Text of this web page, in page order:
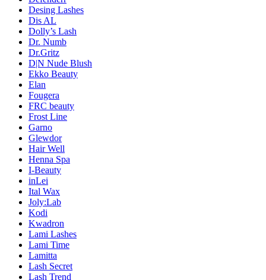
Desing Lashes
Dis AL
Dolly’s Lash
Dr. Numb
Dr.Gritz
D|N Nude Blush
Ekko Beauty
Elan
Fougera
FRC beauty
Frost Line
Garno
Glewdor
Hair Well
Henna Spa
I-Beauty
inLei
Ital Wax
Joly:Lab
Kodi
Kwadron
Lami Lashes
Lami Time
Lamitta
Lash Secret
Lash Trend